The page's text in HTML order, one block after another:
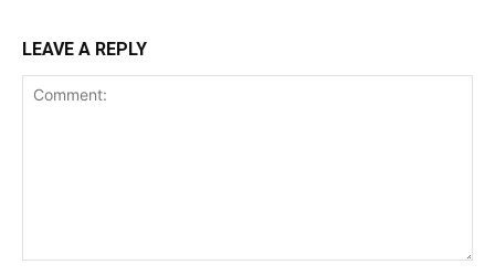
LEAVE A REPLY